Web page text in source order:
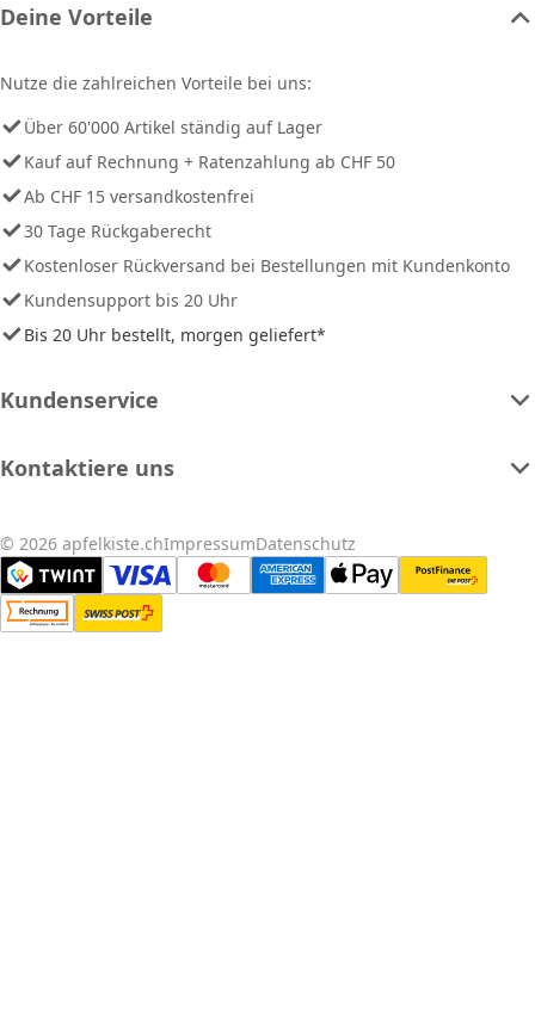
Deine Vorteile
Nutze die zahlreichen Vorteile bei uns:
Über 60'000 Artikel ständig auf Lager
Kauf auf Rechnung + Ratenzahlung ab CHF 50
Ab CHF 15 versandkostenfrei
30 Tage Rückgaberecht
Kostenloser Rückversand bei Bestellungen mit Kundenkonto
Kundensupport bis 20 Uhr
Bis 20 Uhr bestellt, morgen geliefert*
Kundenservice
Kontaktiere uns
© 2026 apfelkiste.chImpressumDatenschutz